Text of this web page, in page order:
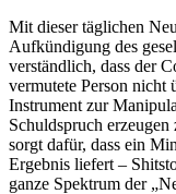
Mit dieser täglichen
Aufkündigung des
verständlich, dass der
vermutete Person nicht
Instrument zur
Schuldspruch
sorgt dafür, dass ein
Ergebnis liefert –
ganze Spektrum der